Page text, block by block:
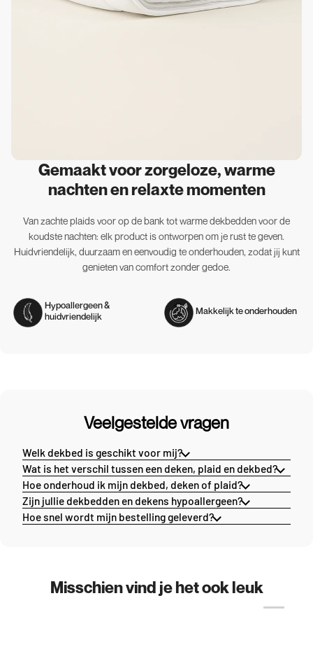
Gemaakt voor zorgeloze, warme
nachten en relaxte momenten
Van zachte plaids voor op de bank tot warme dekbedden voor de
koudste nachten: elk product is ontworpen om je rust te geven.
Huidvriendelijk, duurzaam en eenvoudig te onderhouden, zodat jij kunt
genieten van comfort zonder gedoe.
Hypoallergeen &
huidvriendelijk
Makkelijk te onderhouden
Veelgestelde vragen
Welk dekbed is geschikt voor mij?
Wat is het verschil tussen een deken, plaid en dekbed?
Hoe onderhoud ik mijn dekbed, deken of plaid?
Zijn jullie dekbedden en dekens hypoallergeen?
Hoe snel wordt mijn bestelling geleverd?
Misschien vind je het ook leuk